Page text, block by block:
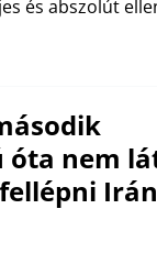
és abszolút
óta nem
Irán